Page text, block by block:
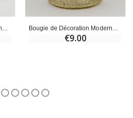
€9.00